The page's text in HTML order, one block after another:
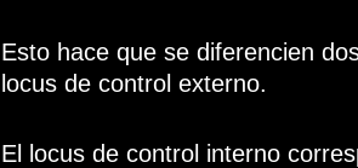
Esto hace que se diferencien
locus de control externo.
El locus de control interno